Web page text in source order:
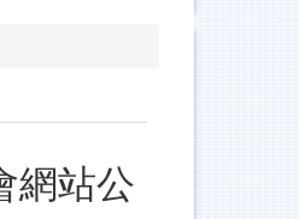
網站公